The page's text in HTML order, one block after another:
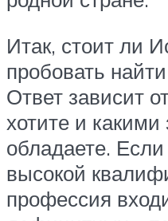
Итак, стоит ли
пробовать
Ответ зависит
хотите и
обладаете.
высокой
профессия